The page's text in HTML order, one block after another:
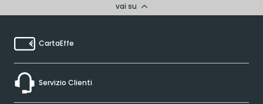
vai su
CartaEffe
Servizio Clienti